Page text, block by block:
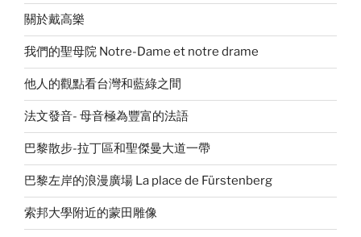
關於戴高樂
我們的聖母院 Notre-Dame et notre drame
他人的觀點看台灣和藍綠之間
法文發音- 母音極為豐富的法語
巴黎散步-拉丁區和聖傑曼大道一帶
巴黎左岸的浪漫廣場 La place de Fürstenberg
索邦大學附近的蒙田雕像